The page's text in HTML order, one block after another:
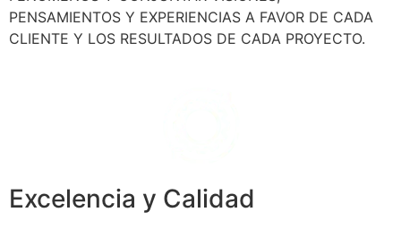
PENSAMIENTOS Y EXPERIENCIAS A FAVOR DE CADA
CLIENTE Y LOS RESULTADOS DE CADA PROYECTO.
Excelencia y Calidad